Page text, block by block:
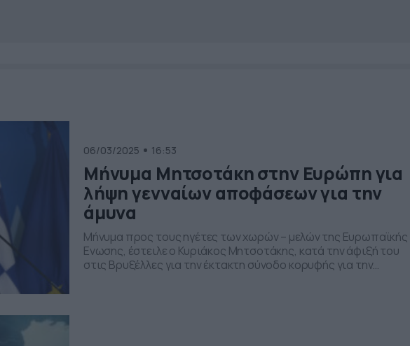
06/03/2025 16:53
Μήνυμα Μητσοτάκη στην Ευρώπη για
λήψη γενναίων αποφάσεων για την
άμυνα
Μήνυμα προς τους ηγέτες των χωρών – μελών της Ευρωπαϊκής
Ενωσης, έστειλε ο Κυριάκος Μητσοτάκης, κατά την άφιξή του
στις Βρυξέλλες για την έκτακτη σύνοδο κορυφής για την